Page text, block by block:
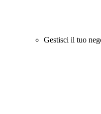
Gestisci il tuo